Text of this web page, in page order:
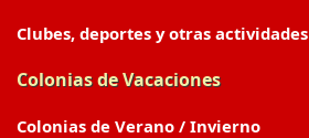
Clubes, deportes y otras actividades
Colonias de Vacaciones
Colonias de Verano / Invierno